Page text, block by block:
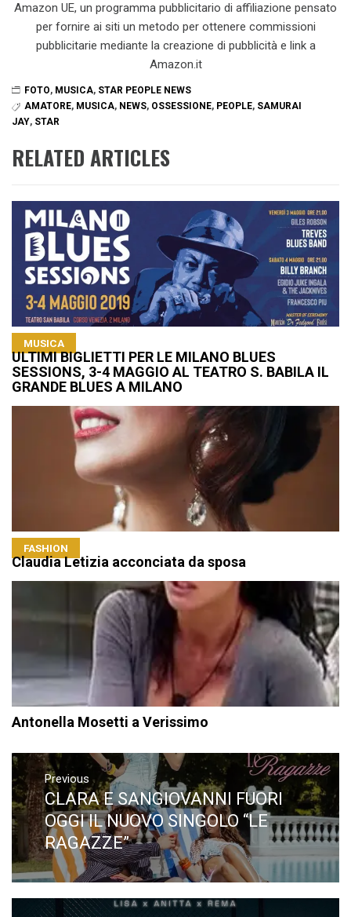
Amazon UE, un programma pubblicitario di affiliazione pensato
per fornire ai siti un metodo per ottenere commissioni
pubblicitarie mediante la creazione di pubblicità e link a
Amazon.it
FOTO, MUSICA, STAR PEOPLE NEWS
AMATORE, MUSICA, NEWS, OSSESSIONE, PEOPLE, SAMURAI
JAY, STAR
RELATED ARTICLES
MUSICA
ULTIMI BIGLIETTI PER LE MILANO BLUES
SESSIONS, 3-4 MAGGIO AL TEATRO S. BABILA IL
GRANDE BLUES A MILANO
FASHION
Claudia Letizia acconciata da sposa
Antonella Mosetti a Verissimo
Navigazione
articoli
Previous
Previous
post:
CLARA E SANGIOVANNI FUORI
OGGI IL NUOVO SINGOLO “LE
RAGAZZE”